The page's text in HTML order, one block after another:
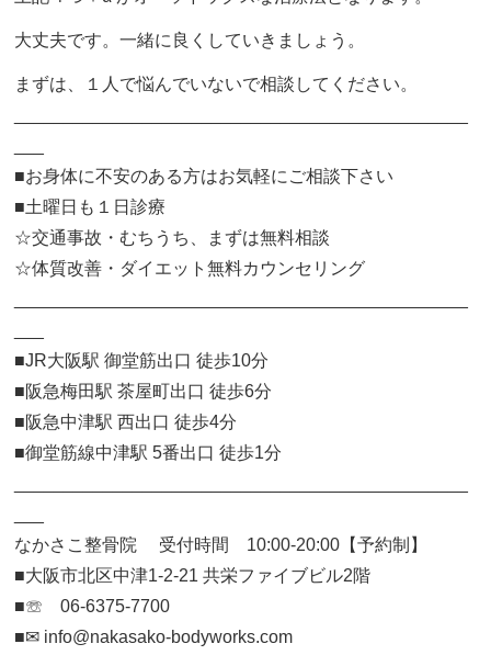
大丈夫です。一緒に良くしていきましょう。
まずは、１人で悩んでいないで相談してください。
■お身体に不安のある方はお気軽にご相談下さい
■土曜日も１日診療
☆交通事故・むちうち、まずは無料相談
☆体質改善・ダイエット無料カウンセリング
■JR大阪駅 御堂筋出口 徒歩10分
■阪急梅田駅 茶屋町出口 徒歩6分
■阪急中津駅 西出口 徒歩4分
■御堂筋線中津駅 5番出口 徒歩1分
なかさこ整骨院 受付時間 10:00-20:00【予約制】
■大阪市北区中津1-2-21 共栄ファイブビル2階
■☏ 06-6375-7700
■✉︎ info@nakasako-bodyworks.com